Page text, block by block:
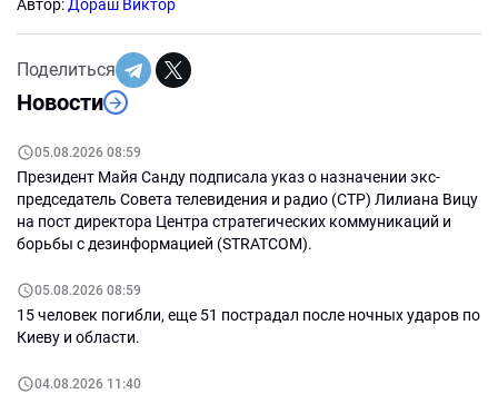
Новости
05.08.2026 08:59
Президент Майя Санду подписала указ о назначении экс-
председатель Совета телевидения и радио (СТР) Лилиана Вицу
на пост директора Центра стратегических коммуникаций и
борьбы с дезинформацией (STRATCOM).
05.08.2026 08:59
15 человек погибли, еще 51 пострадал после ночных ударов по
Киеву и области.
04.08.2026 11:40
Автор: Дораш Виктор
Поделиться